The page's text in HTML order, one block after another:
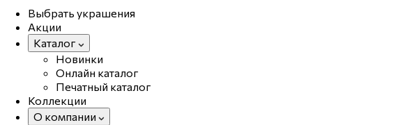
Выбрать украшения
Акции
Каталог
Новинки
Онлайн каталог
Печатный каталог
Коллекции
О компании